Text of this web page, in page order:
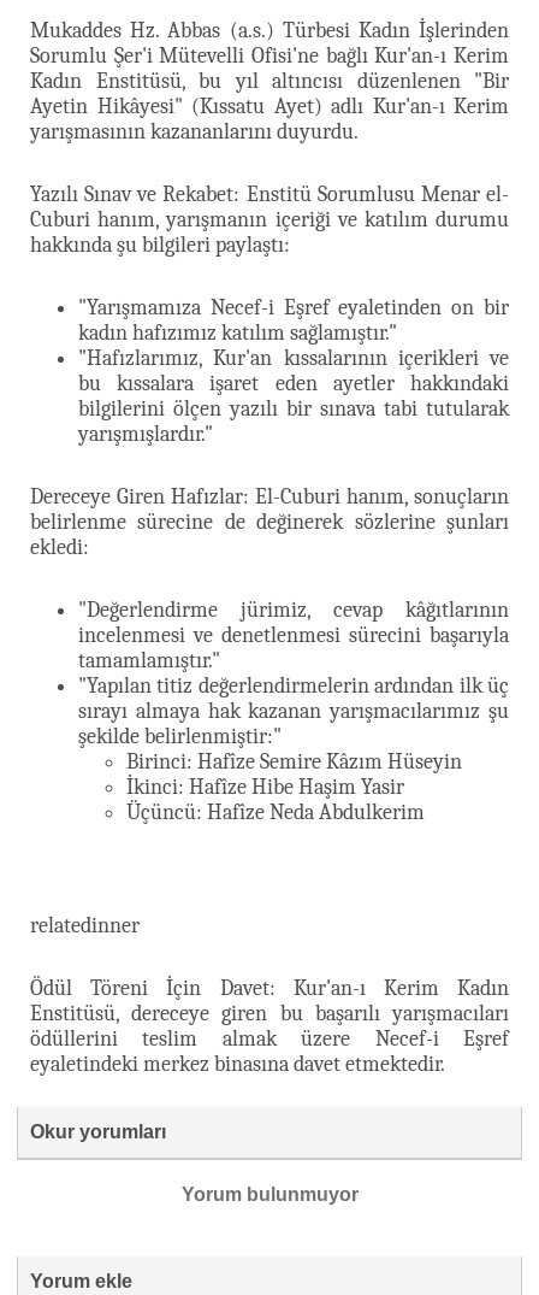
Mukaddes Hz. Abbas (a.s.) Türbesi Kadın İşlerinden
Sorumlu Şer'i Mütevelli Ofisi'ne bağlı Kur'an-ı Kerim
Kadın Enstitüsü, bu yıl altıncısı düzenlenen "Bir
Ayetin Hikâyesi" (Kıssatu Ayet) adlı Kur'an-ı Kerim
yarışmasının kazananlarını duyurdu.
Yazılı Sınav ve Rekabet: Enstitü Sorumlusu Menar el-
Cuburi hanım, yarışmanın içeriği ve katılım durumu
hakkında şu bilgileri paylaştı:
"Yarışmamıza Necef-i Eşref eyaletinden on bir
kadın hafızımız katılım sağlamıştır."
"Hafızlarımız, Kur'an kıssalarının içerikleri ve
bu kıssalara işaret eden ayetler hakkındaki
bilgilerini ölçen yazılı bir sınava tabi tutularak
yarışmışlardır."
Dereceye Giren Hafızlar: El-Cuburi hanım, sonuçların
belirlenme sürecine de değinerek sözlerine şunları
ekledi:
"Değerlendirme jürimiz, cevap kâğıtlarının
incelenmesi ve denetlenmesi sürecini başarıyla
tamamlamıştır."
"Yapılan titiz değerlendirmelerin ardından ilk üç
sırayı almaya hak kazanan yarışmacılarımız şu
şekilde belirlenmiştir:"
Birinci: Hafîze Semire Kâzım Hüseyin
İkinci: Hafîze Hibe Haşim Yasir
Üçüncü: Hafîze Neda Abdulkerim
relatedinner
Ödül Töreni İçin Davet: Kur'an-ı Kerim Kadın
Enstitüsü, dereceye giren bu başarılı yarışmacıları
ödüllerini teslim almak üzere Necef-i Eşref
eyaletindeki merkez binasına davet etmektedir.
Okur yorumları
Yorum bulunmuyor
Yorum ekle